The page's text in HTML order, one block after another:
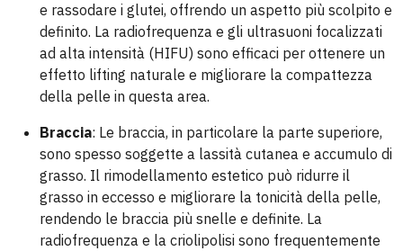
e rassodare i glutei, offrendo un aspetto più scolpito e
definito. La radiofrequenza e gli ultrasuoni focalizzati
ad alta intensità (HIFU) sono efficaci per ottenere un
effetto lifting naturale e migliorare la compattezza
della pelle in questa area.
Braccia: Le braccia, in particolare la parte superiore,
sono spesso soggette a lassità cutanea e accumulo di
grasso. Il rimodellamento estetico può ridurre il
grasso in eccesso e migliorare la tonicità della pelle,
rendendo le braccia più snelle e definite. La
radiofrequenza e la criolipolisi sono frequentemente